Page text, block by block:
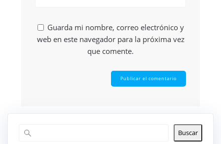
Guarda mi nombre, correo electrónico y
web en este navegador para la próxima vez
que comente.
Buscar